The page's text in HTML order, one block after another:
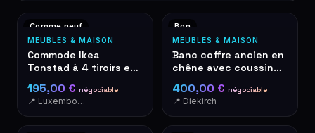
Comme neuf
MEUBLES & MAISON
Commode Ikea
Tonstad à 4 tiroirs en
poignées dorées
195,00 € négociable
📍 Luxembourg
Bon
MEUBLES & MAISON
Banc coffre ancien en
chêne avec coussin
400,00 € négociable
📍 Diekirch